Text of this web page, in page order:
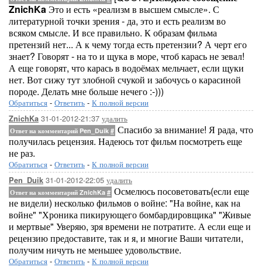
ZnichKaЭто и есть «реализм в высшем смысле». С
литературной точки зрения - да, это и есть реализм во
всяком смысле. И все правильно. К образам фильма
претензий нет... А к чему тогда есть претензии? А черт его
знает? Говорят - на то и щука в море, чтоб карась не зевал!
А еще говорят, что карась в водоёмах мельчает, если щуки
нет. Вот сижу тут злобной счукой и забочусь о карасиной
породе. Делать мне больше нечего :-)))
Обратиться - Ответить - К полной версии
ZnichKa 31-01-2012-21:37 удалить
Ответ на комментарий Pen_Duik # Спасибо за внимание! Я рада, что
получилась рецензия. Надеюсь тот фильм посмотреть еще
не раз.
Обратиться - Ответить - К полной версии
Pen_Duik 31-01-2012-22:05 удалить
Ответ на комментарий ZnichKa # Осмелюсь посоветовать(если еще
не видели) несколько фильмов о войне: "На войне, как на
войне" "Хроника пикирующего бомбардировщика" "Живые
и мертвые" Уверяю, зря времени не потратите. А если еще и
рецензию предоставите, так и я, и многие Ваши читатели,
получим ничуть не меньшее удовольствие.
Обратиться - Ответить - К полной версии